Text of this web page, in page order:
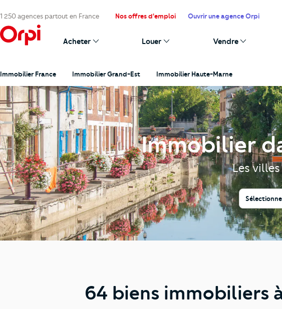
1 250 agences partout en France Nos offres d'emploi Ouvrir une agence Orpi
Acheter Louer Vendre
Immobilier France Immobilier Grand-Est Immobilier Haute-Marne
Immobilier
Les
64 biens immobiliers